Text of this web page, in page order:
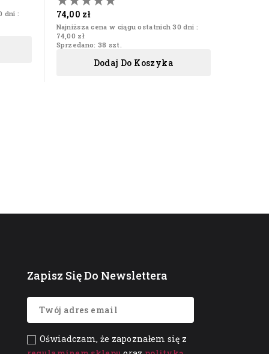
dni : 74,00 zł
Najniższa cena w ciągu ostatnich 30 dni :
74,00 zł
Sprzedano: 38 szt.
Dodaj Do Koszyka
Zapisz Się Do Newslettera
Oświadczam, że zapoznałem się z